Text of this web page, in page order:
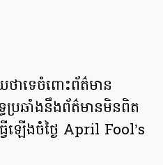
ថាទេចំពោះព័ត៌មាន
ធប្រឆាំងនឹងព័ត៌មានមិនពិត
ឡើងចំថ្ងៃ​ April Fool’s